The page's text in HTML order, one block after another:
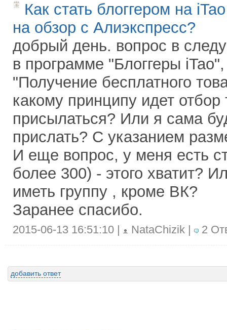
Как стать блоггером на
на обзор с Алиэкспресс?
добрый день. вопрос в
в программе "Блоггеры
"Получение бесплатного
какому принципу идет
присылаться? Или я сама
прислать? С указанием
И еще вопрос, у меня есть
более 300) - этого хватит?
иметь группу , кроме ВК?
Заранее спасибо.
2015-06-13 16:51:10 | NataChizik | 2
добавить ответ